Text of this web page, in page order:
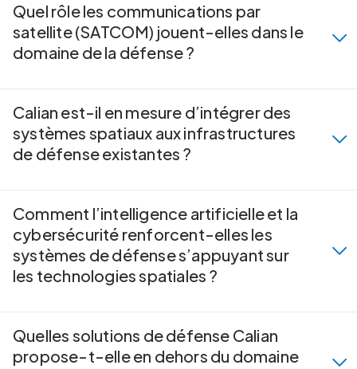
Quel rôle les communications par
satellite (SATCOM) jouent-elles dans le
domaine de la défense ?
Calian est-il en mesure d’intégrer des
systèmes spatiaux aux infrastructures
de défense existantes ?
Comment l’intelligence artificielle et la
cybersécurité renforcent-elles les
systèmes de défense s’appuyant sur
les technologies spatiales ?
Quelles solutions de défense Calian
propose-t-elle en dehors du domaine